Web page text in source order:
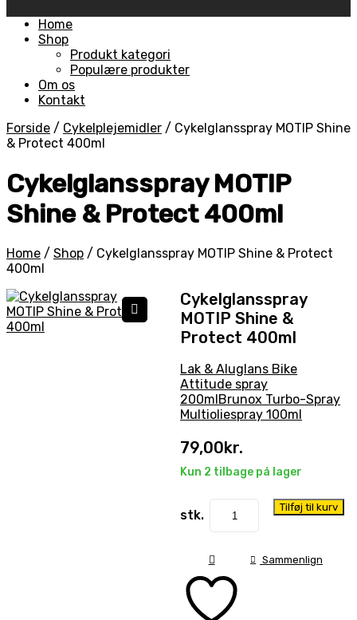
Skip
Home
Shop
Produkt kategori
Populære produkter
Om os
Kontakt
Forside / Cykelplejemidler / Cykelglansspray MOTIP Shine
& Protect 400ml
Cykelglansspray MOTIP
Shine & Protect 400ml
Home / Shop / Cykelglansspray MOTIP Shine & Protect
400ml
Cykelglansspray
MOTIP Shine &
Protect 400ml
Lak & Aluglans Bike
Attitude spray
200mlBrunox Turbo-Spray
Multioliespray 100ml
79,00kr.
Kun 2 tilbage på lager
stk. Tilføj til kurv
Sammenlign